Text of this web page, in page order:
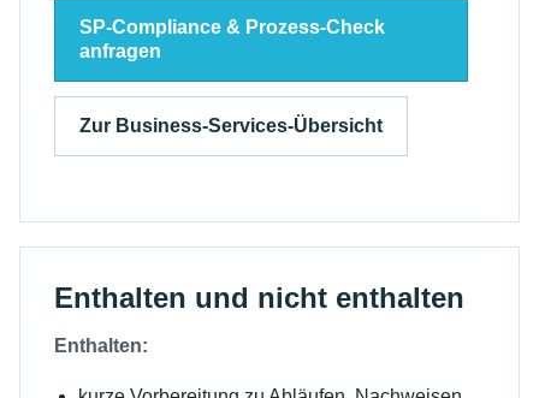
SP-Compliance & Prozess-Check
anfragen
Zur Business-Services-Übersicht
Enthalten und nicht enthalten
Enthalten: